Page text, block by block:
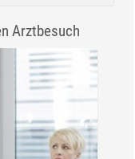
Arztbesuch